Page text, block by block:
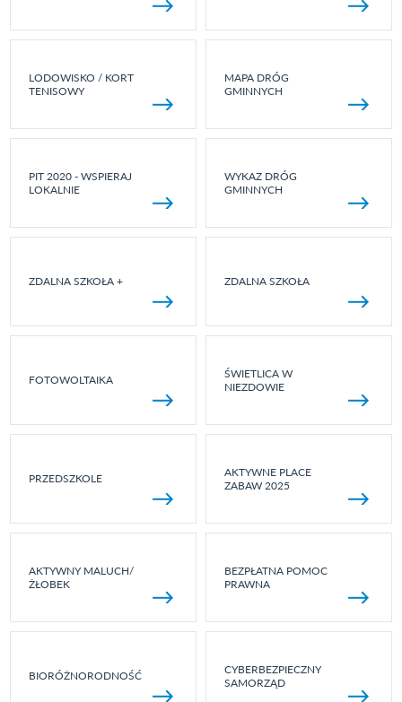
LODOWISKO / KORT
TENISOWY
MAPA DRÓG
GMINNYCH
PIT 2020 - WSPIERAJ
LOKALNIE
WYKAZ DRÓG
GMINNYCH
ZDALNA SZKOŁA + ZDALNA SZKOŁA
FOTOWOLTAIKA
ŚWIETLICA W
NIEZDOWIE
PRZEDSZKOLE
AKTYWNE PLACE
ZABAW 2025
AKTYWNY MALUCH/
ŻŁOBEK
BEZPŁATNA POMOC
PRAWNA
BIORÓŻNORODNOŚĆ
CYBERBEZPIECZNY
SAMORZĄD